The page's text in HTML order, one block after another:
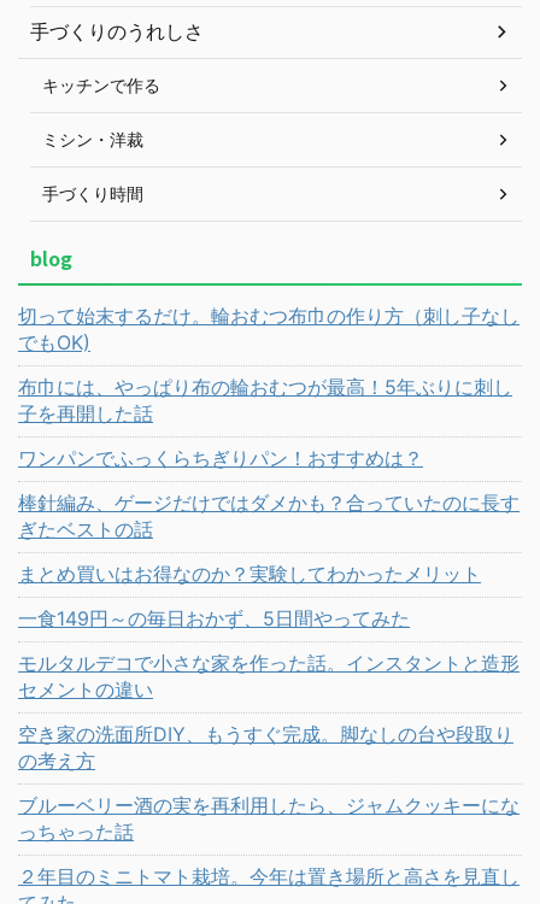
手づくりのうれしさ
キッチンで作る
ミシン・洋裁
手づくり時間
blog
切って始末するだけ。輪おむつ布巾の作り方（刺し子なし
でもOK)
布巾には、やっぱり布の輪おむつが最高！5年ぶりに刺し
子を再開した話
ワンパンでふっくらちぎりパン！おすすめは？
棒針編み、ゲージだけではダメかも？合っていたのに長す
ぎたベストの話
まとめ買いはお得なのか？実験してわかったメリット
一食149円～の毎日おかず、5日間やってみた
モルタルデコで小さな家を作った話。インスタントと造形
セメントの違い
空き家の洗面所DIY、もうすぐ完成。脚なしの台や段取り
の考え方
ブルーベリー酒の実を再利用したら、ジャムクッキーにな
っちゃった話
２年目のミニトマト栽培。今年は置き場所と高さを見直し